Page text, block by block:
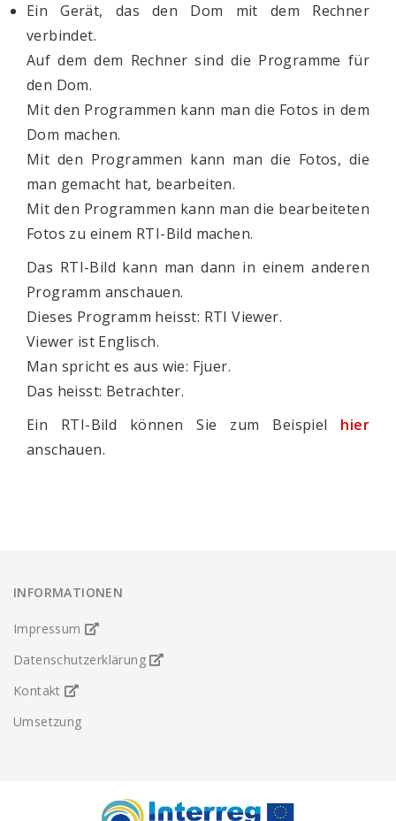
Ein Gerät, das den Dom mit dem Rechner
verbindet.
Auf dem dem Rechner sind die Programme für
den Dom.
Mit den Programmen kann man die Fotos in dem
Dom machen.
Mit den Programmen kann man die Fotos, die
man gemacht hat, bearbeiten.
Mit den Programmen kann man die bearbeiteten
Fotos zu einem RTI-Bild machen.
Das RTI-Bild kann man dann in einem anderen
Programm anschauen.
Dieses Programm heisst: RTI Viewer.
Viewer ist Englisch.
Man spricht es aus wie: Fjuer.
Das heisst: Betrachter.
Ein RTI-Bild können Sie zum Beispiel hier
anschauen.
INFORMATIONEN
Impressum
Datenschutzerklärung
Kontakt
Umsetzung